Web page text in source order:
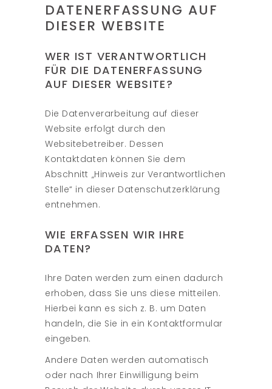
DATENERFASSUNG AUF
DIESER WEBSITE
WER IST VERANTWORTLICH
FÜR DIE DATENERFASSUNG
AUF DIESER WEBSITE?
Die Datenverarbeitung auf dieser
Website erfolgt durch den
Websitebetreiber. Dessen
Kontaktdaten können Sie dem
Abschnitt „Hinweis zur Verantwortlichen
Stelle“ in dieser Datenschutzerklärung
entnehmen.
WIE ERFASSEN WIR IHRE
DATEN?
Ihre Daten werden zum einen dadurch
erhoben, dass Sie uns diese mitteilen.
Hierbei kann es sich z. B. um Daten
handeln, die Sie in ein Kontaktformular
eingeben.
Andere Daten werden automatisch
oder nach Ihrer Einwilligung beim